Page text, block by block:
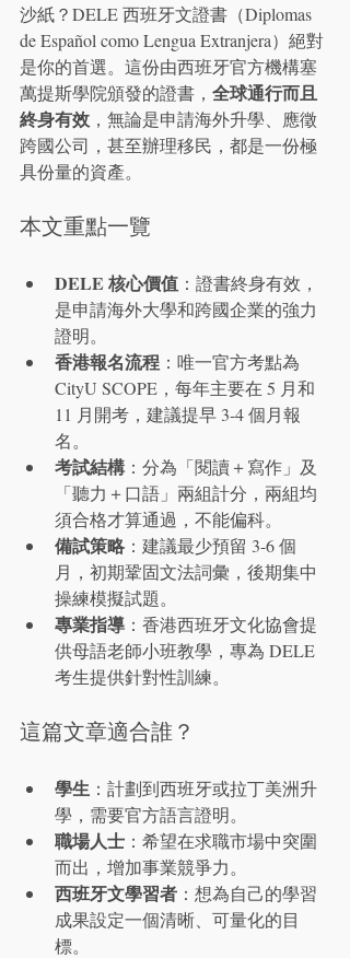
沙紙？DELE 西班牙文證書（Diplomas
de Español como Lengua Extranjera）絕對
是你的首選。這份由西班牙官方機構塞
萬提斯學院頒發的證書， 全球通行而且
終身有效 ，無論是申請海外升學、應徵
跨國公司，甚至辦理移民，都是一份極
具份量的資產。
本文重點一覽
DELE 核心價值 ：證書終身有效，
是申請海外大學和跨國企業的強力
證明。
香港報名流程 ：唯一官方考點為
CityU SCOPE，每年主要在 5 月和
11 月開考，建議提早 3-4 個月報
名。
考試結構 ：分為「閱讀＋寫作」及
「聽力＋口語」兩組計分，兩組均
須合格才算通過，不能偏科。
備試策略 ：建議最少預留 3-6 個
月，初期鞏固文法詞彙，後期集中
操練模擬試題。
專業指導 ：香港西班牙文化協會提
供母語老師小班教學，專為 DELE
考生提供針對性訓練。
這篇文章適合誰？
學生 ：計劃到西班牙或拉丁美洲升
學，需要官方語言證明。
職場人士 ：希望在求職市場中突圍
而出，增加事業競爭力。
西班牙文學習者 ：想為自己的學習
成果設定一個清晰、可量化的目
標。